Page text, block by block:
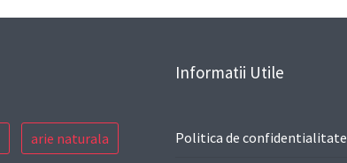
arie naturala
Informatii Utile
Politica de confidentialitate